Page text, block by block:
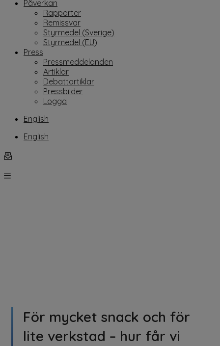
Påverkan
Rapporter
Remissvar
Styrmedel (Sverige)
Styrmedel (EU)
Press
Pressmeddelanden
Artiklar
Debattartiklar
Pressbilder
Logga
English
English
För mycket snack och för
lite verkstad – hur får vi